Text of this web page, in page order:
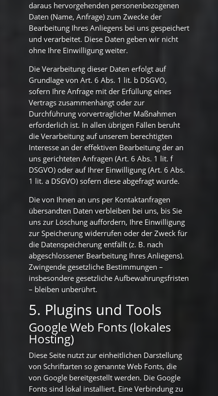
daraus hervorgehenden personenbezogenen
Daten (Name, Anfrage) zum Zwecke der
Bearbeitung Ihres Anliegens bei uns gespeichert
und verarbeitet. Diese Daten geben wir nicht
ohne Ihre Einwilligung weiter.
Die Verarbeitung dieser Daten erfolgt auf
Grundlage von Art. 6 Abs. 1 lit. b DSGVO,
sofern Ihre Anfrage mit der Erfüllung eines
Vertrags zusammenhängt oder zur
Durchführung vorvertraglicher Maßnahmen
erforderlich ist. In allen übrigen Fällen beruht
die Verarbeitung auf unserem berechtigten
Interesse an der effektiven Bearbeitung der an
uns gerichteten Anfragen (Art. 6 Abs. 1 lit. f
DSGVO) oder auf Ihrer Einwilligung (Art. 6 Abs.
1 lit. a DSGVO) sofern diese abgefragt wurde.
Die von Ihnen an uns per Kontaktanfragen
übersandten Daten verbleiben bei uns, bis Sie
uns zur Löschung auffordern, Ihre Einwilligung
zur Speicherung widerrufen oder der Zweck für
die Datenspeicherung entfällt (z. B. nach
abgeschlossener Bearbeitung Ihres Anliegens).
Zwingende gesetzliche Bestimmungen –
insbesondere gesetzliche Aufbewahrungsfristen
– bleiben unberührt.
5. Plugins und Tools
Google Web Fonts (lokales
Hosting)
Diese Seite nutzt zur einheitlichen Darstellung
von Schriftarten so genannte Web Fonts, die
von Google bereitgestellt werden. Die Google
Fonts sind lokal installiert. Eine Verbindung zu